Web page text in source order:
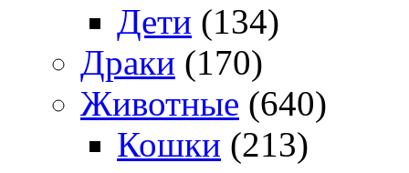
Дети (134)
Драки (170)
Животные (640)
Кошки (213)